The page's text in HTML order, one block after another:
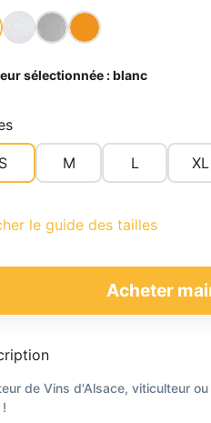
sélectionnée :blanc
S M L XL
le guide des tailles
Acheter
de Vins d'Alsace, viticulteur